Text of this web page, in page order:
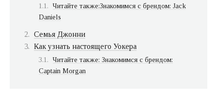
Читайте также:Знакомимся с брендом: Jack
Daniels
Семья Джонни
Как узнать настоящего Уокера
Читайте также: Знакомимся с брендом:
Captain Morgan